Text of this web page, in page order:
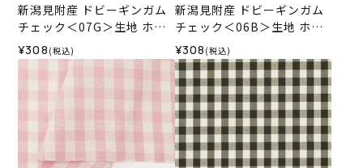
新潟見附産 ドビーギンガム
チェック＜07G＞生地 ホビ
ーラホビーレデザインコレ
クション
¥308 (税込)
新潟見附産 ドビーギンガム
チェック＜06B＞生地 ホビ
ーラホビーレデザインコレ
クション
¥308 (税込)